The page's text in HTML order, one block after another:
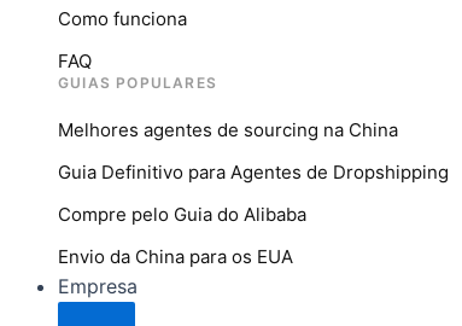
Como funciona
FAQ
GUIAS POPULARES
Melhores agentes de sourcing na China
Guia Definitivo para Agentes de Dropshipping
Compre pelo Guia do Alibaba
Envio da China para os EUA
Empresa